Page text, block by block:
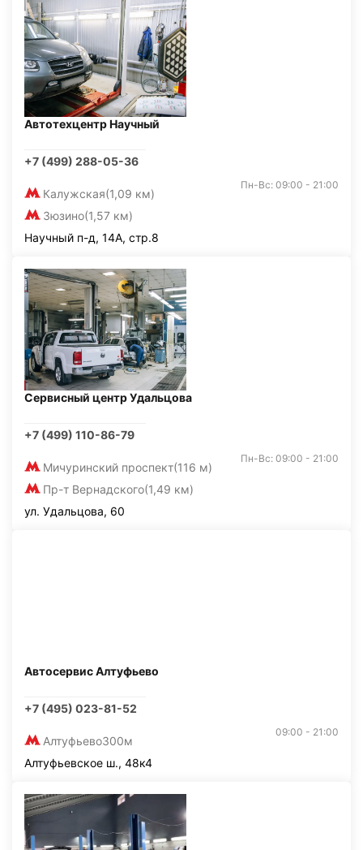
Автотехцентр Научный
+7 (499) 288-05-36
Калужская(1,09 км)
Зюзино(1,57 км)
Пн-Вс: 09:00 - 21:00
Научный п-д, 14А, стр.8
Сервисный центр Удальцова
+7 (499) 110-86-79
Мичуринский проспект(116 м)
Пр-т Вернадского(1,49 км)
Пн-Вс: 09:00 - 21:00
ул. Удальцова, 60
Автосервис Алтуфьево
+7 (495) 023-81-52
Алтуфьево300м
09:00 - 21:00
Алтуфьевское ш., 48к4